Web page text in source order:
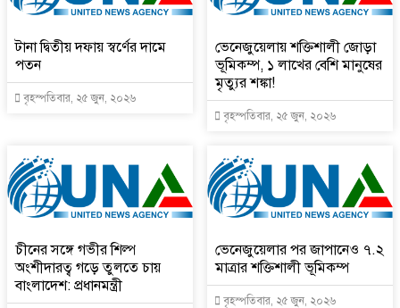
টানা দ্বিতীয় দফায় স্বর্ণের দামে
পতন
বৃহস্পতিবার, ২৫ জুন, ২০২৬
ভেনেজুয়েলায় শক্তিশালী জোড়া
ভূমিকম্প, ১ লাখের বেশি মানুষের
মৃত্যুর শঙ্কা!
বৃহস্পতিবার, ২৫ জুন, ২০২৬
চীনের সঙ্গে গভীর শিল্প
অংশীদারত্ব গড়ে তুলতে চায়
বাংলাদেশ: প্রধানমন্ত্রী
ভেনেজুয়েলার পর জাপানেও ৭.২
মাত্রার শক্তিশালী ভূমিকম্প
বৃহস্পতিবার, ২৫ জুন, ২০২৬